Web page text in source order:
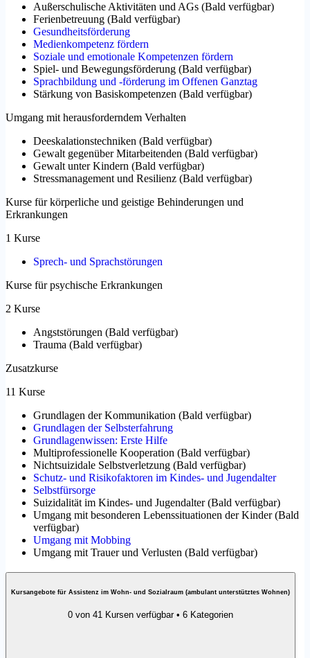
Außerschulische Aktivitäten und AGs (Bald verfügbar)
Ferienbetreuung (Bald verfügbar)
Gesundheitsförderung
Medienkompetenz fördern
Soziale und emotionale Kompetenzen fördern
Spiel- und Bewegungsförderung (Bald verfügbar)
Sprachbildung und -förderung im Offenen Ganztag
Stärkung von Basiskompetenzen (Bald verfügbar)
Umgang mit herausforderndem Verhalten
Deeskalationstechniken (Bald verfügbar)
Gewalt gegenüber Mitarbeitenden (Bald verfügbar)
Gewalt unter Kindern (Bald verfügbar)
Stressmanagement und Resilienz (Bald verfügbar)
Kurse für körperliche und geistige Behinderungen und
Erkrankungen
1 Kurse
Sprech- und Sprachstörungen
Kurse für psychische Erkrankungen
2 Kurse
Angststörungen (Bald verfügbar)
Trauma (Bald verfügbar)
Zusatzkurse
11 Kurse
Grundlagen der Kommunikation (Bald verfügbar)
Grundlagen der Selbsterfahrung
Grundlagenwissen: Erste Hilfe
Multiprofessionelle Kooperation (Bald verfügbar)
Nichtsuizidale Selbstverletzung (Bald verfügbar)
Schutz- und Risikofaktoren im Kindes- und Jugendalter
Selbstfürsorge
Suizidalität im Kindes- und Jugendalter(Bald verfügbar)
Umgang mit besonderen Lebenssituationen der Kinder(Bald
verfügbar)
Umgang mit Mobbing
Umgang mit Trauer und Verlusten (Bald verfügbar)
Kursangebote für Assistenz im Wohn- und Sozialraum (ambulant unterstütztes Wohnen)
0 von 41 Kursen verfügbar • 6 Kategorien